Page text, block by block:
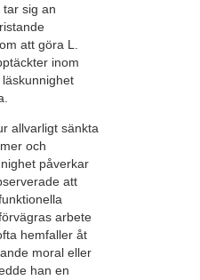
sig an
att göra L.
inom
allvarligt sänkta
och
påverkar
att
arbete
hemfaller åt
moral eller
han en